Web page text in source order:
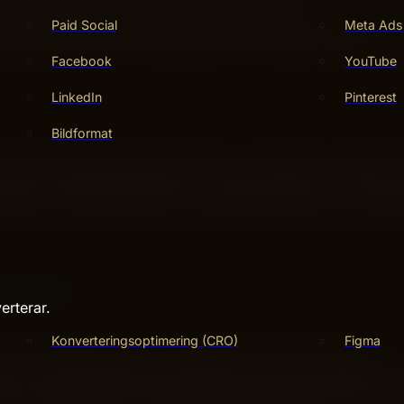
Paid Social Meta Ads
Facebook YouTube
LinkedIn Pinterest
Bildformat
Konverteringsoptimering (CRO) Figma
och analys av användardata.
visuella och interaktiva lagret av en produkt. UI-design
en estetiskt tilltalande och funktionell layout. Det är
UI förstärker både varumärkets identitet och